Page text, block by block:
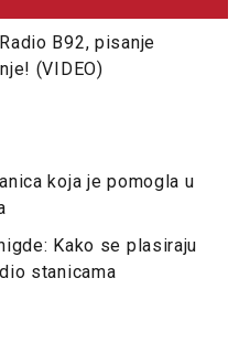
B92, pisanje
(VIDEO)
koja je pomogla u
Kako se plasiraju
stanicama